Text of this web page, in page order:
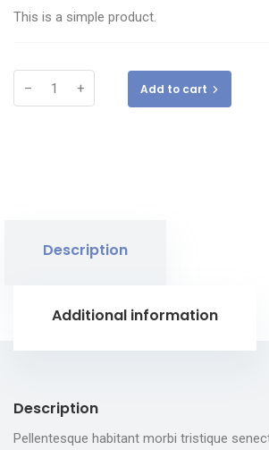
This is a simple product.
– + Add to cart
Description
Additional information
Description
Pellentesque habitant morbi tristique